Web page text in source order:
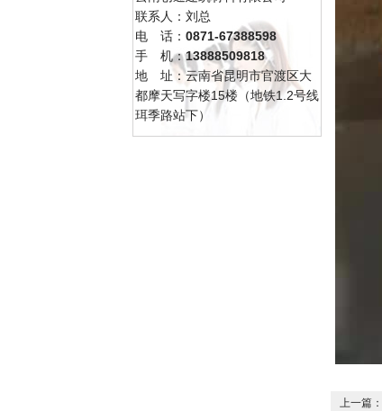
联系人：刘总
电 话： 0871-67388598
手 机：13888509818
地 址：云南省昆明市官渡区大
都摩天写字楼15楼（地铁1.2号线
珥季路站下）
上一篇：